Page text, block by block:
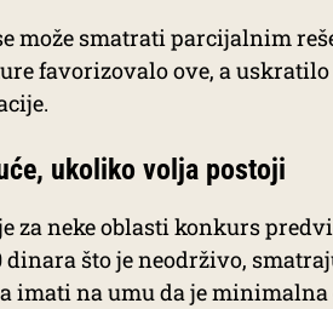
može smatrati parcijalnim
favorizovalo ove, a uskratilo
ukoliko volja postoji
za neke oblasti konkurs
dinara što je neodrživo,
imati na umu da je minimalna